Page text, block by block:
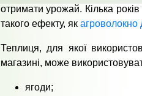
отримати урожай. Кілька
такого ефекту, як агроволокно
Теплиця, для якої
магазині, може
ягоди;